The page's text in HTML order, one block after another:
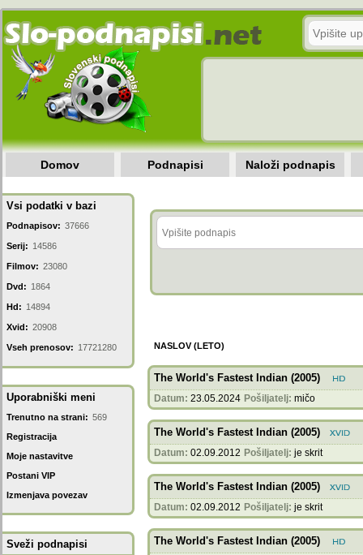
Domov Podnapisi Naloži podnapis
Vsi podatki v bazi
Podnapisov: 37666
Serij: 14586
Filmov: 23080
Dvd: 1864
Hd: 14894
Xvid: 20908
Vseh prenosov: 17721280
Uporabniški meni
Trenutno na strani: 569
Registracija
Moje nastavitve
Postani VIP
Izmenjava povezav
Sveži podnapisi
NASLOV (LETO)
The World's Fastest Indian (2005)
Datum: 23.05.2024 Pošiljatelj: mičo
The World's Fastest Indian (2005)
Datum: 02.09.2012 Pošiljatelj: je skrit
The World's Fastest Indian (2005)
Datum: 02.09.2012 Pošiljatelj: je skrit
The World's Fastest Indian (2005)